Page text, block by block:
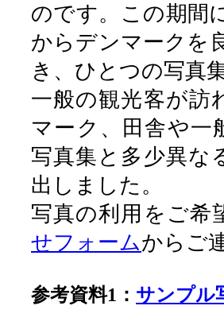
のです。この期間
からデンマークを
き、ひとつの写真
一般の観光客が訪
マーク、田舎や一
写真集と多少異な
出しました。
写真の利用をご希
せフォームからご
参考資料1： サンプル